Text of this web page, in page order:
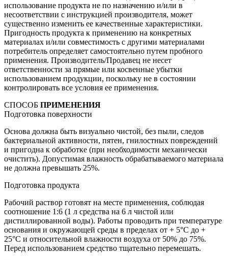
использование продукта не по назначению и/или в
несоответствии с инструкцией производителя, может
существенно изменить ее качественные характеристики.
Пригодность продукта к применению на конкретных
материалах и/или совместимость с другими материалами
потребитель определяет самостоятельно путем пробного
применения. Производитель/Продавец не несет
ответственности за прямые или косвенные убытки
использованием продукции, поскольку не в состоянии
контролировать все условия ее применения.
СПОСОБ ПРИМЕНЕНИЯ
Подготовка поверхности
Основа должна быть визуально чистой, без пыли, следов
бактериальной активности, пятен, гнилостных повреждений
и пригодна к обработке (при необходимости механически
очистить). Допустимая влажность обрабатываемого материала
не должна превышать 25%.
Подготовка продукта
Рабочий раствор готовят на месте применения, соблюдая
соотношение 1:6 (1 л средства на 6 л чистой или
дистиллированной воды). Работы проводить при температуре
основания и окружающей среды в пределах от + 5°С до +
25°С и относительной влажности воздуха от 50% до 75%.
Перед использованием средство тщательно перемешать.